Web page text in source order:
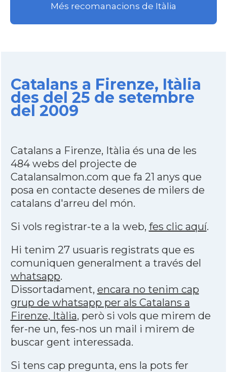
Més recomanacions de Itàlia
Catalans a Firenze, Itàlia
des del 25 de setembre
del 2009
Catalans a Firenze, Itàlia és una de les
484 webs del projecte de
Catalansalmon.com que fa 21 anys que
posa en contacte desenes de milers de
catalans d'arreu del món.
Si vols registrar-te a la web, fes clic aquí.
Hi tenim 27 usuaris registrats que es
comuniquen generalment a través del
whatsapp.
Dissortadament, encara no tenim cap
grup de whatsapp per als Catalans a
Firenze, Itàlia, però si vols que mirem de
fer-ne un, fes-nos un mail i mirem de
buscar gent interessada.
Si tens cap pregunta, ens la pots fer